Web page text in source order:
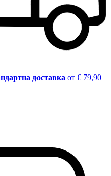
доставка от € 79,90